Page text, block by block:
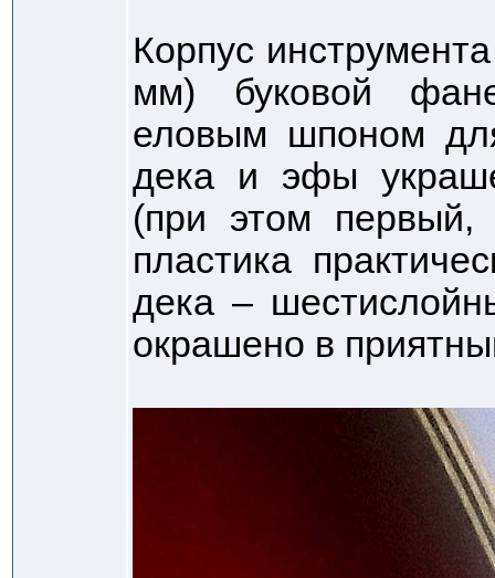
Корпус
мм) буковой
еловым шпоном
дека и эфы
(при этом первый,
пластика
дека –
окрашено в